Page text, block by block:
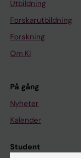
Utbildning
Forskarutbildning
Forskning
Om KI
På gång
Nyheter
Kalender
Student